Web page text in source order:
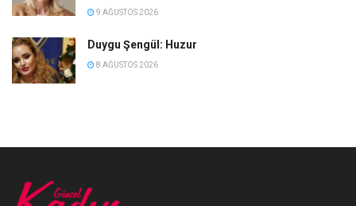
9 AĞUSTOS 2026
Duygu Şengül: Huzur
8 AĞUSTOS 2026